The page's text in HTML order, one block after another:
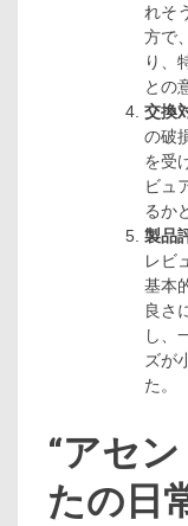
れそ
方で
り、
との
交換
の破
を受
ビュ
るか
製品
レビ
基本
良さ
し、
ズが
た。
“アセ
たの日